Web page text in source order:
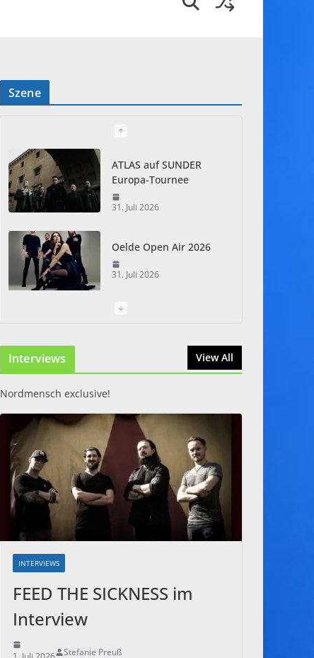
Szene
ATLAS auf SUNDER
Europa-Tournee
31. Juli 2026
Oelde Open Air 2026
31. Juli 2026
I Prevail – Violent
Interviews View All
Nordmensch exclusive!
INTERVIEWS
FEED THE SICKNESS im
Interview
Stefanie Preuß